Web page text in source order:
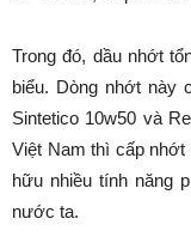
Trong đó, dầu nhớt
biểu. Dòng nhớt này
Sintetico 10w50 và
Việt Nam thì cấp
hữu nhiều tính năng
nước ta.